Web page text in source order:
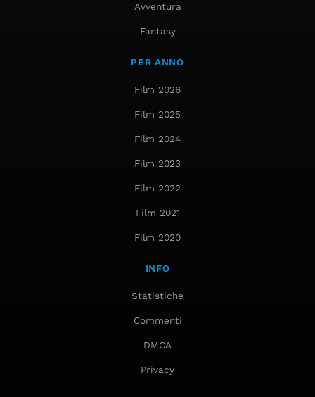
Avventura
Fantasy
PER ANNO
Film 2026
Film 2025
Film 2024
Film 2023
Film 2022
Film 2021
Film 2020
INFO
Statistiche
Commenti
DMCA
Privacy